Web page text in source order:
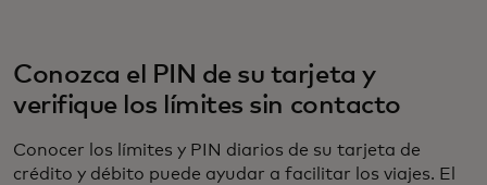
Conozca el PIN de su tarjeta y
verifique los límites sin contacto
Conocer los límites y PIN diarios de su tarjeta de
crédito y débito puede ayudar a facilitar los viajes. El